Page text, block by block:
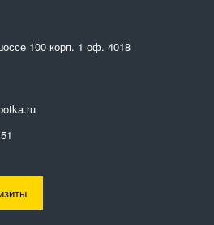
100 корп. 1 оф. 4018